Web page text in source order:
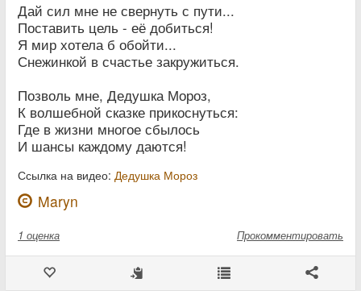
Дай сил мне не свернуть с пути...
Поставить цель - её добиться!
Я мир хотела б обойти...
Снежинкой в счастье закружиться.
Позволь мне, Дедушка Мороз,
К волшебной сказке прикоснуться:
Где в жизни многое сбылось
И шансы каждому даются!
Ссылка на видео: Дедушка Мороз
Maryn
1 оценка Прокомментировать